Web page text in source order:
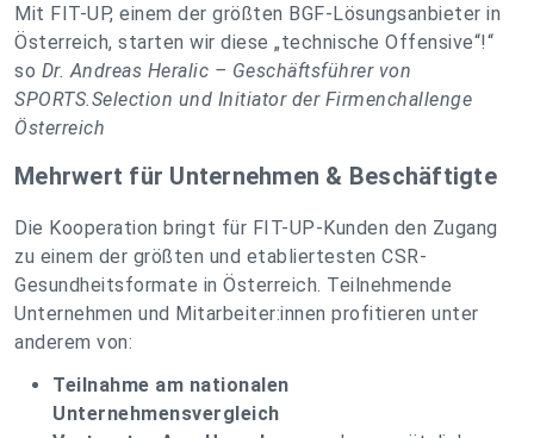
Mit FIT-UP, einem der größten BGF-Lösungsanbieter in
Österreich, starten wir diese „technische Offensive“!“
so Dr. Andreas Heralic – Geschäftsführer von
SPORTS.Selection und Initiator der Firmenchallenge
Österreich
Mehrwert für Unternehmen & Beschäftigte
Die Kooperation bringt für FIT-UP-Kunden den Zugang
zu einem der größten und etabliertesten CSR-
Gesundheitsformate in Österreich. Teilnehmende
Unternehmen und Mitarbeiter:innen profitieren unter
anderem von:
Teilnahme am nationalen
Unternehmensvergleich